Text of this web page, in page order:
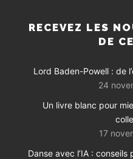
RECEVEZ LES
DE
Lord Baden-Powell : de
24
Un livre blanc pour
17
Danse avec l’IA :